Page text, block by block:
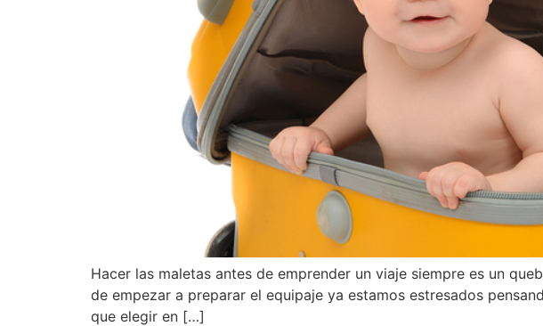
Hacer las maletas antes de emprender un viaje siempre es un
de empezar a preparar el equipaje ya estamos estresados
que elegir en […]